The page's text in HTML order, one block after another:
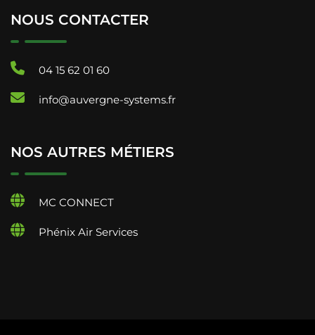
NOUS CONTACTER
04 15 62 01 60
info@auvergne-systems.fr
NOS AUTRES MÉTIERS
MC CONNECT
Phénix Air Services